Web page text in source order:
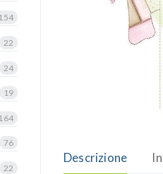
Descrizione
154
22
24
19
164
76
22